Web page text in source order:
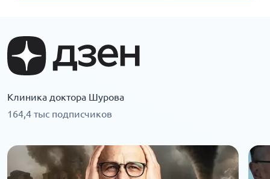
Клиника доктора Шурова
164,4 тыс подписчиков